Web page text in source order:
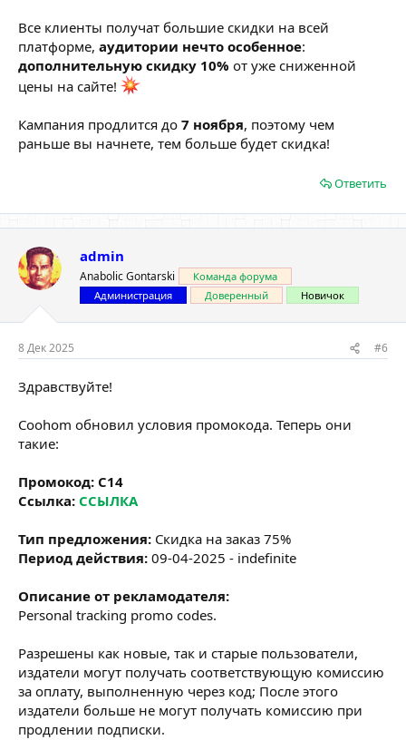
Все клиенты получат большие скидки на всей
платформе, аудитории нечто особенное:
дополнительную скидку 10% от уже сниженной
цены на сайте!
Кампания продлится до 7 ноября, поэтому чем
раньше вы начнете, тем больше будет скидка!
Ответить
admin
Anabolic Gontarski
Команда форума
Администрация
Доверенный Новичок
8 Дек 2025 #6
Здравствуйте!
Coohom обновил условия промокода. Теперь они
такие:
Промокод: C14
Ссылка: ССЫЛКА
Тип предложения: Скидка на заказ 75%
Период действия: 09-04-2025 - indefinite
Описание от рекламодателя:
Personal tracking promo codes.
Разрешены как новые, так и старые пользователи,
издатели могут получать соответствующую комиссию
за оплату, выполненную через код; После этого
издатели больше не могут получать комиссию при
продлении подписки.